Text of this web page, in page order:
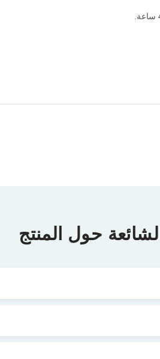
حول المنتج